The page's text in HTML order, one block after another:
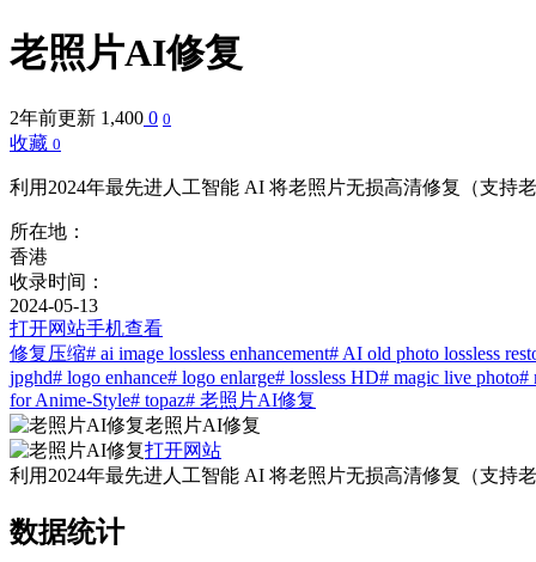
老照片AI修复
2年前更新 1,400 0 0
收藏 0
利用2024年最先进人工智能 AI 将老照片无损高清修复（支持
所在地：
香港
收录时间：
2024-05-13
打开网站手机查看
修复压缩# ai image lossless enhancement# AI old photo lossless
jpghd# logo enhance# logo enlarge# lossless HD# magic live photo#
for Anime-Style# topaz# 老照片AI修复
老照片AI修复
打开网站
利用2024年最先进人工智能 AI 将老照片无损高清修复（支持
数据统计